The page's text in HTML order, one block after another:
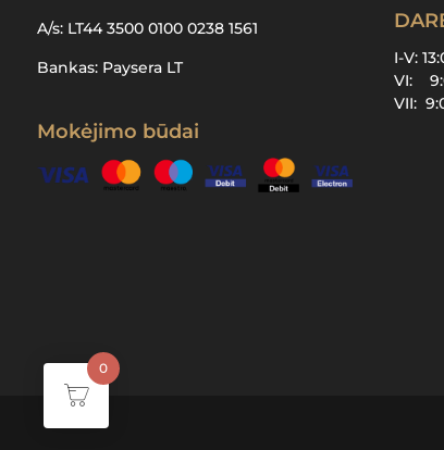
A/s: LT44 3500 0100 0238 1561
Bankas: Paysera LT
Mokėjimo būdai
I-V:
VI:
VII:
0